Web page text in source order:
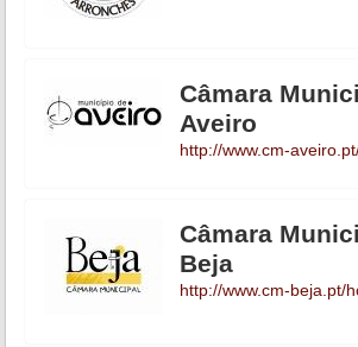
Câmara
Aveiro
http://www.cm-
Câmara
Beja
http://www.cm-beja.pt/